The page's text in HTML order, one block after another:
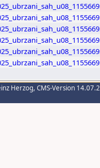
Herzog, CMS-Version